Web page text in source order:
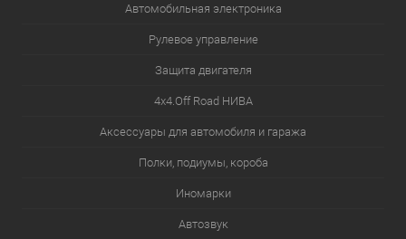
Автомобильная электроника
Рулевое управление
Защита двигателя
4х4.Off Road НИВА
Аксессуары для автомобиля и гаража
Полки, подиумы, короба
Иномарки
Автозвук